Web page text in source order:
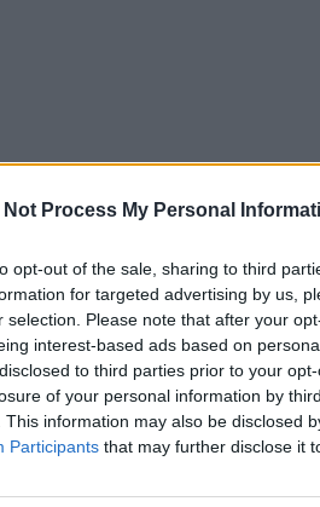
Not Process My Personal
opt-out of the sale, sharing to third
for targeted advertising by us,
selection. Please note that after your
interest-based ads based on
to third parties prior to your
of your personal information by
This information may also be disclosed
Participants that may further disclose it